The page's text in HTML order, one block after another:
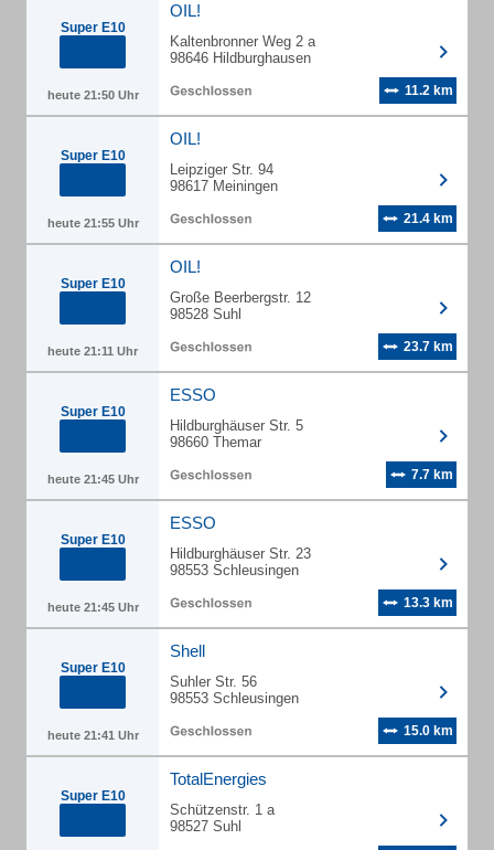
Super E10
heute 21:50 Uhr
OIL!
Kaltenbronner Weg 2 a
98646 Hildburghausen
11.2 km
Super E10
heute 21:55 Uhr
OIL!
Leipziger Str. 94
98617 Meiningen
21.4 km
Super E10
heute 21:11 Uhr
OIL!
Große Beerbergstr. 12
98528 Suhl
23.7 km
Super E10
heute 21:45 Uhr
ESSO
Hildburghäuser Str. 5
98660 Themar
7.7 km
Super E10
heute 21:45 Uhr
ESSO
Hildburghäuser Str. 23
98553 Schleusingen
13.3 km
Super E10
heute 21:41 Uhr
Shell
Suhler Str. 56
98553 Schleusingen
15.0 km
Super E10
TotalEnergies
Schützenstr. 1 a
98527 Suhl